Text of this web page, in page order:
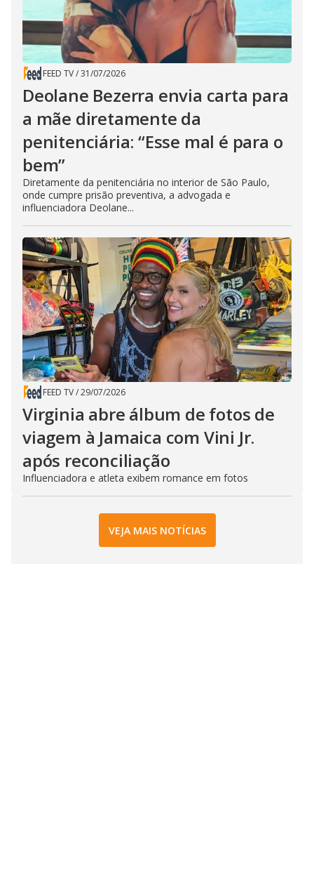
FEED TV/31/07/2026
Deolane Bezerra envia carta para
a mãe diretamente da
penitenciária: “Esse mal é para o
bem”
Diretamente da penitenciária no interior de São Paulo,
onde cumpre prisão preventiva, a advogada e
influenciadora Deolane...
FEED TV/29/07/2026
Virginia abre álbum de fotos de
viagem à Jamaica com Vini Jr.
após reconciliação
Influenciadora e atleta exibem romance em fotos
VEJA MAIS NOTÍCIAS